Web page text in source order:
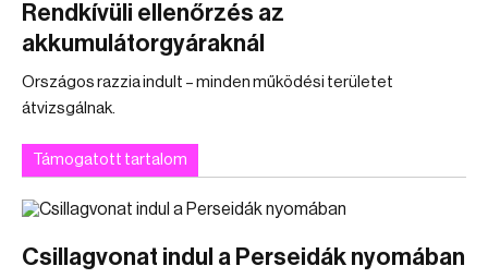
Rendkívüli ellenőrzés az
akkumulátorgyáraknál
Országos razzia indult – minden működési területet
átvizsgálnak.
Támogatott tartalom
Csillagvonat indul a Perseidák nyomában